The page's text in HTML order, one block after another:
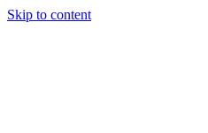
Skip to content